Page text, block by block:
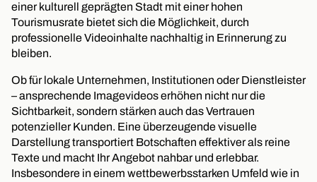
einer kulturell geprägten Stadt mit einer hohen
Tourismusrate bietet sich die Möglichkeit, durch
professionelle Videoinhalte nachhaltig in Erinnerung zu
bleiben.
Ob für lokale Unternehmen, Institutionen oder Dienstleister
– ansprechende Imagevideos erhöhen nicht nur die
Sichtbarkeit, sondern stärken auch das Vertrauen
potenzieller Kunden. Eine überzeugende visuelle
Darstellung transportiert Botschaften effektiver als reine
Texte und macht Ihr Angebot nahbar und erlebbar.
Insbesondere in einem wettbewerbsstarken Umfeld wie in